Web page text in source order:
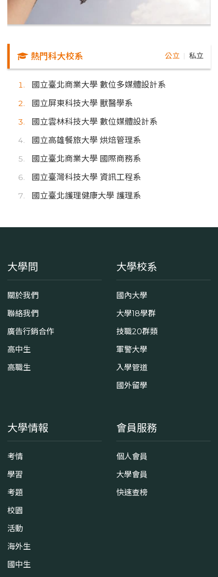
熱門科大校系 公立 私立
國立臺北商業大學 數位多媒體設計系
國立屏東科技大學 獸醫學系
國立雲林科技大學 數位媒體設計系
國立高雄餐旅大學 烘焙管理系
國立臺北商業大學 國際商務系
國立臺灣科技大學 資訊工程系
國立臺北護理健康大學 護理系
大學問
關於我們
聯絡我們
廣告行銷合作
高中生
高職生
大學校系
國內大學
大學18學群
技職20群類
軍警大學
入學管道
國外留學
大學情報
考情
學習
考題
校園
活動
海外生
國中生
會員服務
個人會員
大學會員
快速查榜